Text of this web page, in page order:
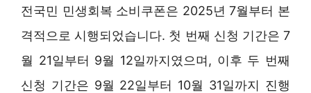
전국민 민생회복 소비쿠폰은 2025년 7월부터 본
격적으로 시행되었습니다. 첫 번째 신청 기간은 7
월 21일부터 9월 12일까지였으며, 이후 두 번째
신청 기간은 9월 22일부터 10월 31일까지 진행